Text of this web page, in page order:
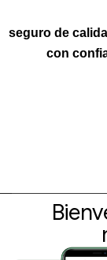
seguro de
con